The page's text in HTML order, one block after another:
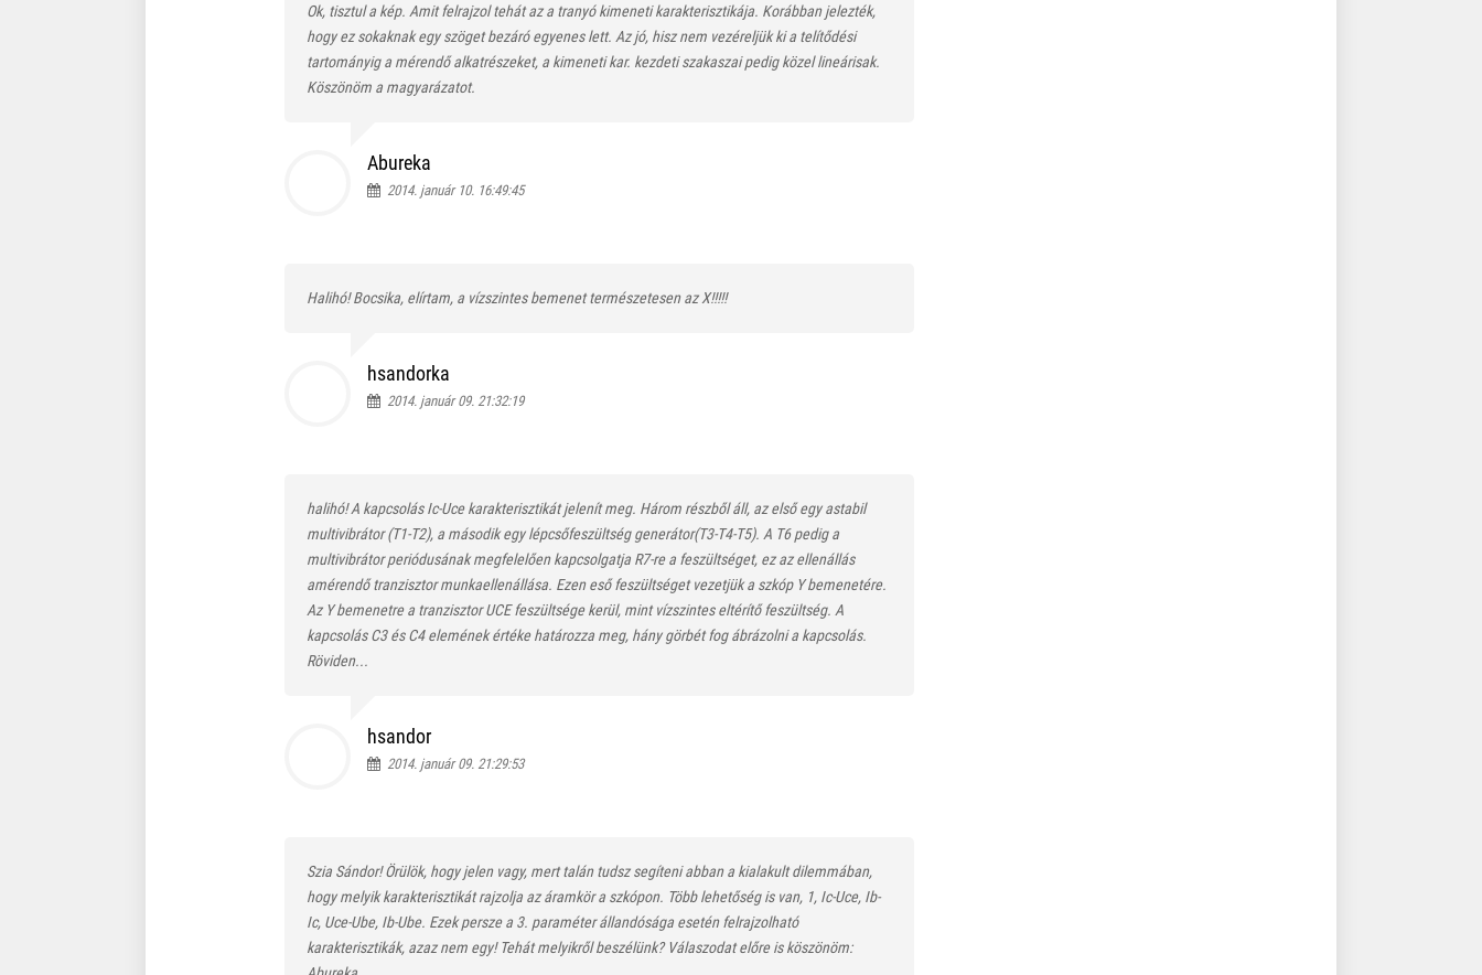
Ok, tisztul a kép. Amit felrajzol tehát az a tranyó kimeneti karakterisztikája. Korábban jelezték,
hogy ez sokaknak egy szöget bezáró egyenes lett. Az jó, hisz nem vezéreljük ki a telítődési
tartományig a mérendő alkatrészeket, a kimeneti kar. kezdeti szakaszai pedig közel lineárisak.
Köszönöm a magyarázatot.
Abureka
2014. január 10. 16:49:45
Halihó! Bocsika, elírtam, a vízszintes bemenet természetesen az X!!!!!
hsandorka
2014. január 09. 21:32:19
halihó! A kapcsolás Ic-Uce karakterisztikát jelenít meg. Három részből áll, az első egy astabil
multivibrátor (T1-T2), a második egy lépcsőfeszültség generátor(T3-T4-T5). A T6 pedig a
multivibrátor periódusának megfelelően kapcsolgatja R7-re a feszültséget, ez az ellenállás
amérendő tranzisztor munkaellenállása. Ezen eső feszültséget vezetjük a szkóp Y bemenetére.
Az Y bemenetre a tranzisztor UCE feszültsége kerül, mint vízszintes eltérítő feszültség. A
kapcsolás C3 és C4 elemének értéke határozza meg, hány görbét fog ábrázolni a kapcsolás.
Röviden...
hsandor
2014. január 09. 21:29:53
Szia Sándor! Örülök, hogy jelen vagy, mert talán tudsz segíteni abban a kialakult dilemmában,
hogy melyik karakterisztikát rajzolja az áramkör a szkópon. Több lehetőség is van, 1, Ic-Uce, Ib-
Ic, Uce-Ube, Ib-Ube. Ezek persze a 3. paraméter állandósága esetén felrajzolható
karakterisztikák, azaz nem egy! Tehát melyikről beszélünk? Válaszodat előre is köszönöm: